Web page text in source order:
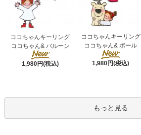
ココちゃんキーリング
ココちゃん& バルーン
1,980円(税込)
ココちゃんキーリング
ココちゃん& ポール
1,980円(税込)
もっと見る